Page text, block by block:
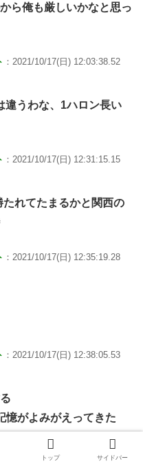
ら俺も厳しいかなと思っ
：2021/10/17(日) 12:03:38.52
違うわな、1ハロン長い
：2021/10/17(日) 12:31:15.15
れてたまるかと関西の
：2021/10/17(日) 12:35:19.28
：2021/10/17(日) 12:38:05.53
憶がよみがえってきた
：2021/10/17(日) 12:46:39.04
トップ サイドバー